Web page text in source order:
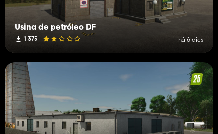
Usina de petróleo DF
1 373 há 6 dias